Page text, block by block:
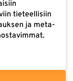
tieteellisiin
ja meta-